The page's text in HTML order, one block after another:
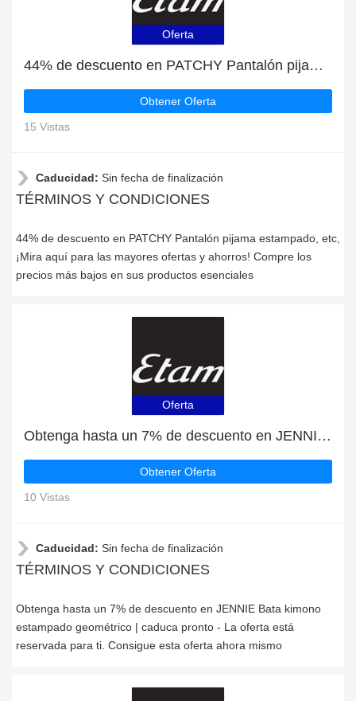
Oferta
44% de descuento en PATCHY Pantalón pijama estampado, etc
Obtener Oferta
15 Vistas
Caducidad: Sin fecha de finalización
TÉRMINOS Y CONDICIONES
44% de descuento en PATCHY Pantalón pijama estampado, etc,
¡Mira aquí para las mayores ofertas y ahorros! Compre los
precios más bajos en sus productos esenciales
Oferta
Obtenga hasta un 7% de descuento en JENNIE Bata kimono estampado geométrico | caduca pronto
Obtener Oferta
10 Vistas
Caducidad: Sin fecha de finalización
TÉRMINOS Y CONDICIONES
Obtenga hasta un 7% de descuento en JENNIE Bata kimono
estampado geométrico | caduca pronto - La oferta está
reservada para ti. Consigue esta oferta ahora mismo